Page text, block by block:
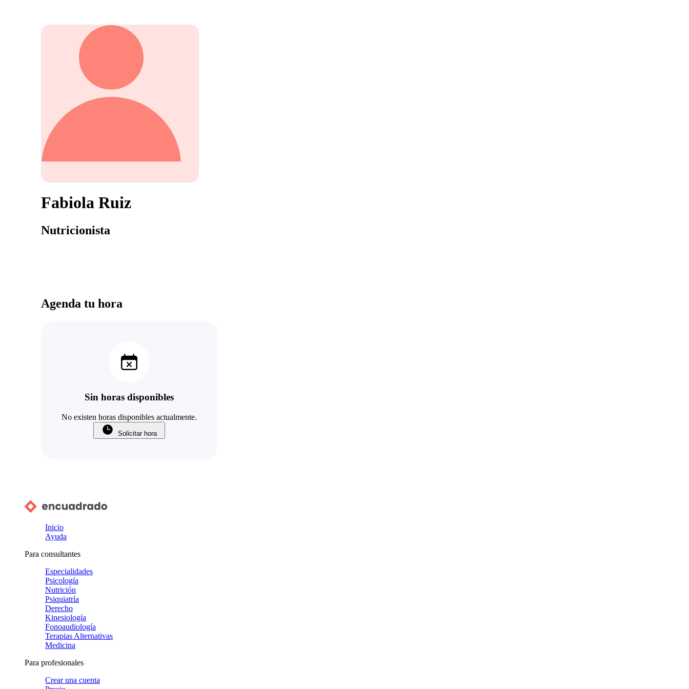
Fabiola Ruiz
Nutricionista
Agenda tu hora
Sin horas disponibles
No existen horas disponibles actualmente.
Solicitar hora
Inicio
Ayuda
Para consultantes
Especialidades
Psicología
Nutrición
Psiquiatría
Derecho
Kinesiología
Fonoaudiología
Terapias Alternativas
Medicina
Para profesionales
Crear una cuenta